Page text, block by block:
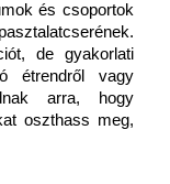
és csoportok
de gyakorlati
étrendről vagy
arra, hogy
oszthass meg,